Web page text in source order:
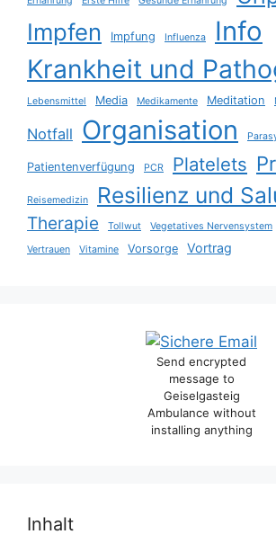
Impfen Impfung Influenza Info
Krankheit und
Lebensmittel Media Medikamente Meditation
Notfall Organisation
Patientenverfügung PCR Platelets
Reisemedizin Resilienz und
Therapie Tollwut Vegetatives Nervensystem
Vertrauen Vitamine Vorsorge Vortrag
Send encrypted
message to
Geiselgasteig
Ambulance without
installing anything
Inhalt